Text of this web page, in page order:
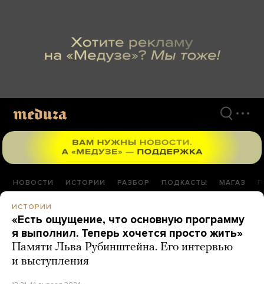
НОВОСТИ ИСТОРИИ РАЗБОР ПОДКАСТЫ МАГАЗ
ИСТОРИИ
«Есть ощущение, что основную программу
я выполнил. Теперь хочется просто жить»
Памяти Льва Рубинштейна. Его интервью
и выступления